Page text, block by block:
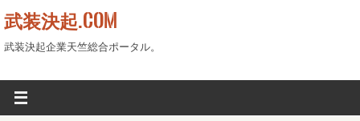
武装決起.COM
武装決起企業天竺総合ポータル。